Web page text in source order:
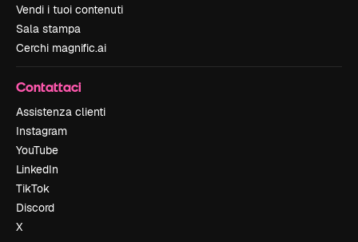
Vendi i tuoi contenuti
Sala stampa
Cerchi magnific.ai
Contattaci
Assistenza clienti
Instagram
YouTube
LinkedIn
TikTok
Discord
X